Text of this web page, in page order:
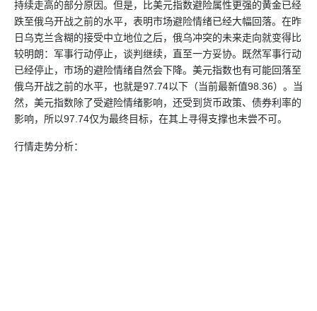
持续走高的部分原因。但是，比美元指数避险属性更强的黄金已经
跌至俄乌开战之前的水平，表明市场避险情绪已经大幅回落。在昨
日乌克兰含糊的接受中立地位之后，俄乌冲突的未来走向就变得比
较明朗：军事行动停止，谈判继续，直至一方妥协。既然军事行动
已经停止，市场的避险情绪自然会下降。美元指数也有可能回落至
俄乌开战之前的水平，也就是97.74以下（当前最新值98.36）。当
然，美元指数除了受避险情绪影响，还受到货币政策、债券利率的
影响，所以97.74仅为最终目标，在其上寻得支撑也未尝不可。
行情走势分析：